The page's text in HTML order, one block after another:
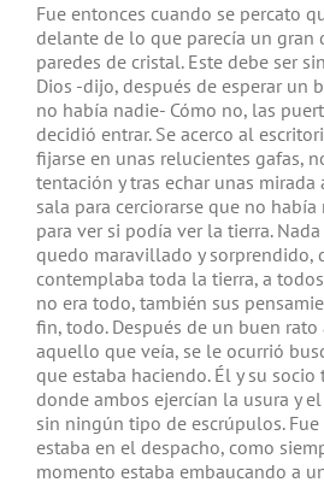
Fue entonces cuando se percato
delante de lo que parecía un gran
paredes de cristal. Este debe ser
Dios -dijo, después de esperar un
no había nadie- Cómo no, las
decidió entrar. Se acerco al
fijarse en unas relucientes gafas,
tentación y tras echar unas
sala para cerciorarse que no
para ver si podía ver la tierra.
quedo maravillado y sorprendido,
contemplaba toda la tierra, a
no era todo, también sus
fin, todo. Después de un buen
aquello que veía, se le ocurrió
que estaba haciendo. Él y su
donde ambos ejercían la usura y
sin ningún tipo de escrúpulos.
estaba en el despacho, como
momento estaba embaucando a